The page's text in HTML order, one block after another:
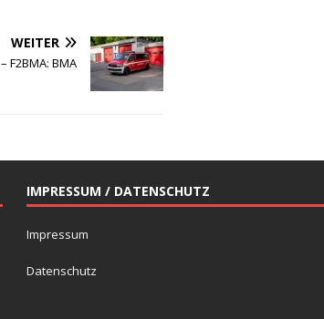
WEITER
F2BMA: BMA
IMPRESSUM / DATENSCHUTZ
Impressum
Datenschutz